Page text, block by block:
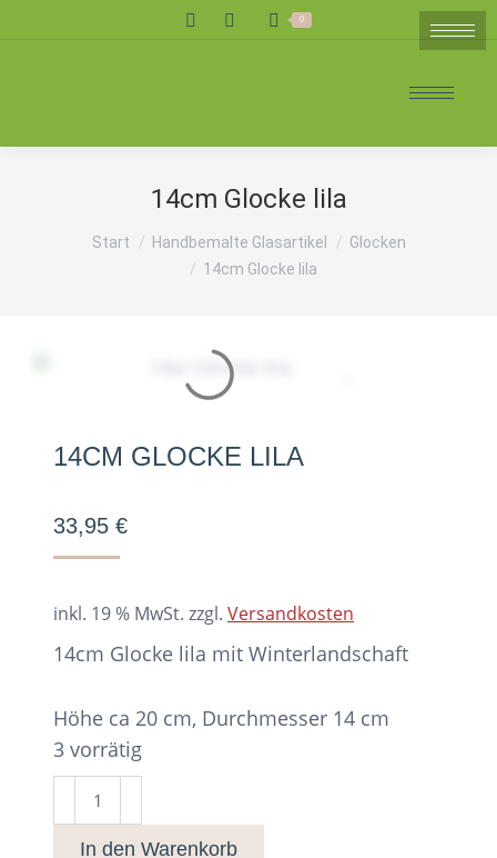
Search: 0
14cm Glocke lila
Sie befinden sich hier:
Start Handbemalte Glasartikel
Glocken
14cm Glocke lila
14CM GLOCKE LILA
33,95 €
inkl. 19 % MwSt. zzgl. Versandkosten
14cm Glocke lila mit Winterlandschaft
Höhe ca 20 cm, Durchmesser 14 cm
3 vorrätig
14cm
Glocke
In den Warenkorb